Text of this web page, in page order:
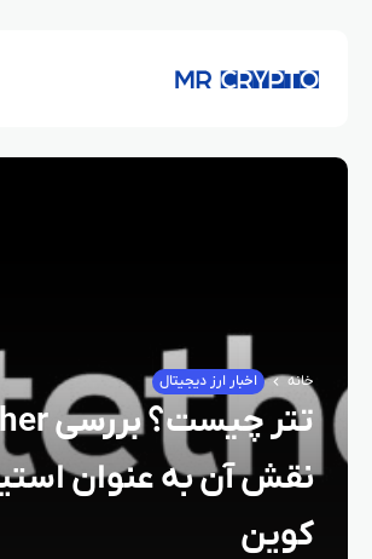
خانه اخبار ارز دیجیتال
نقش آن به عنوان
کوین